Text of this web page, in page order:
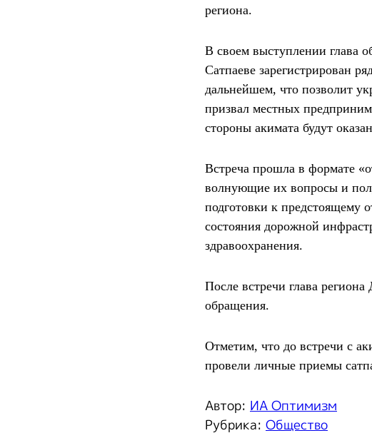
региона.
В своем выступлении глава
Сатпаеве зарегистрирован
дальнейшем, что позволит
призвал местных
стороны акимата будут
Встреча прошла в формате
волнующие их вопросы и
подготовки к предстоящему
состояния дорожной
здравоохранения.
После встречи глава
обращения.
Отметим, что до встречи с
провели личные приемы
Автор: ИА Оптимизм
Рубрика: Общество